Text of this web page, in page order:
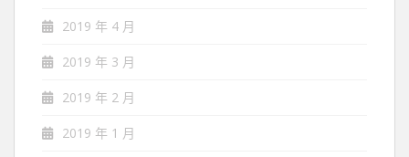
2019 年 4 月
2019 年 3 月
2019 年 2 月
2019 年 1 月